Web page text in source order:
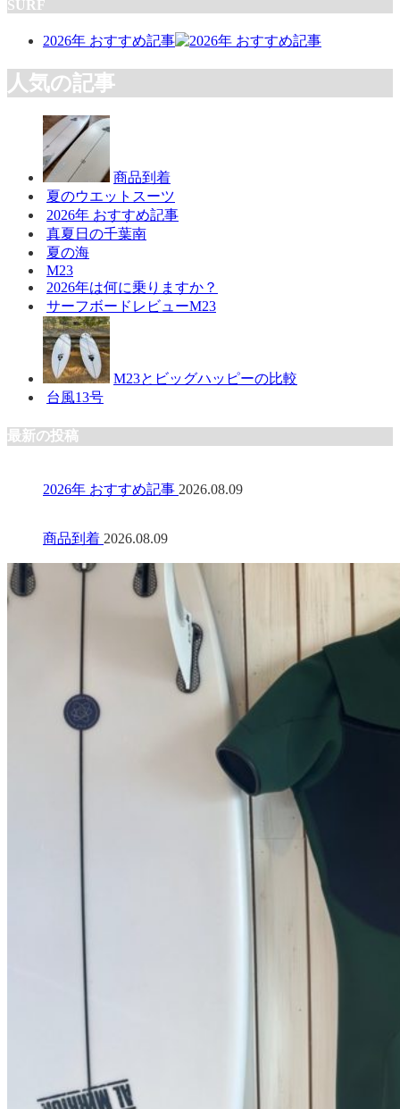
SURF
2026年 おすすめ記事
人気の記事
商品到着
夏のウエットスーツ
2026年 おすすめ記事
真夏日の千葉南
夏の海
M23
2026年は何に乗りますか？
サーフボードレビューM23
M23とビッグハッピーの比較
台風13号
最新の投稿
2026年 おすすめ記事 2026.08.09
商品到着 2026.08.09